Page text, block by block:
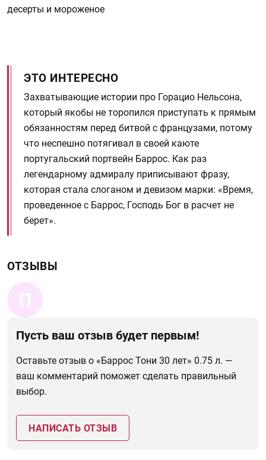
десерты и мороженое
ЭТО ИНТЕРЕСНО
Захватывающие истории про Горацио Нельсона,
который якобы не торопился приступать к прямым
обязанностям перед битвой с французами, потому
что неспешно потягивал в своей каюте
португальский портвейн Баррос. Как раз
легендарному адмиралу приписывают фразу,
которая стала слоганом и девизом марки: «Время,
проведенное с Баррос, Господь Бог в расчет не
берет».
ОТЗЫВЫ
П
Пусть ваш отзыв будет первым!
Оставьте отзыв о «Баррос Тони 30 лет» 0.75 л. —
ваш комментарий поможет сделать правильный
выбор.
НАПИСАТЬ ОТЗЫВ